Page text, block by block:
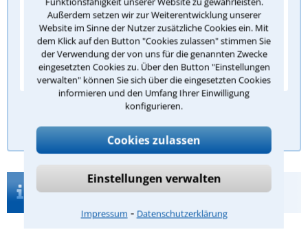
Außerdem setzen wir zur Weiterentwicklung unserer
Website im Sinne der Nutzer zusätzliche Cookies ein. Mit
dem Klick auf den Button "Cookies zulassen" stimmen Sie
der Verwendung der von uns für die genannten Zwecke
eingesetzten Cookies zu. Über den Button "Einstellungen
verwalten" können Sie sich über die eingesetzten Cookies
informieren und den Umfang Ihrer Einwilligung
konfigurieren.
Cookies zulassen
Einstellungen verwalten
Impressum ⁃ Datenschutzerklärung
0,5 ‰
1,0 ‰
1,5 ‰
Infos zur Suche nach einem Anwalt für